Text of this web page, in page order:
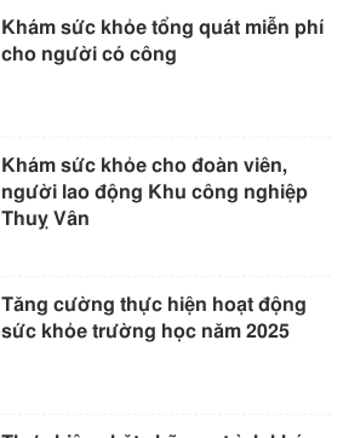
Khám sức khỏe tổng quát miễn phí
cho người có công
Khám sức khỏe cho đoàn viên,
người lao động Khu công nghiệp
Thuỵ Vân
Tăng cường thực hiện hoạt động
sức khỏe trường học năm 2025